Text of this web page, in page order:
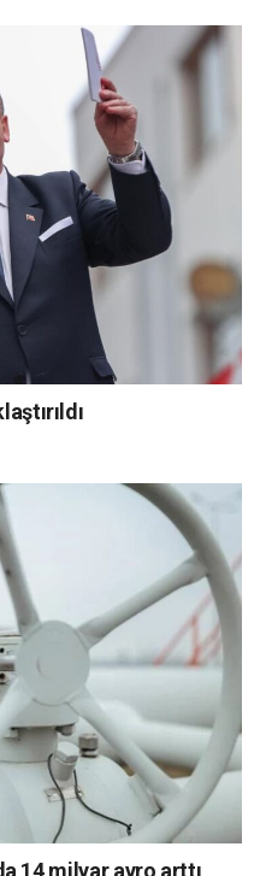
14 milyar avro arttı